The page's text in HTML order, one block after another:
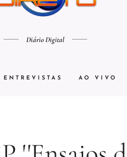
Diário Digital
ENTREVISTAS AO VIVO